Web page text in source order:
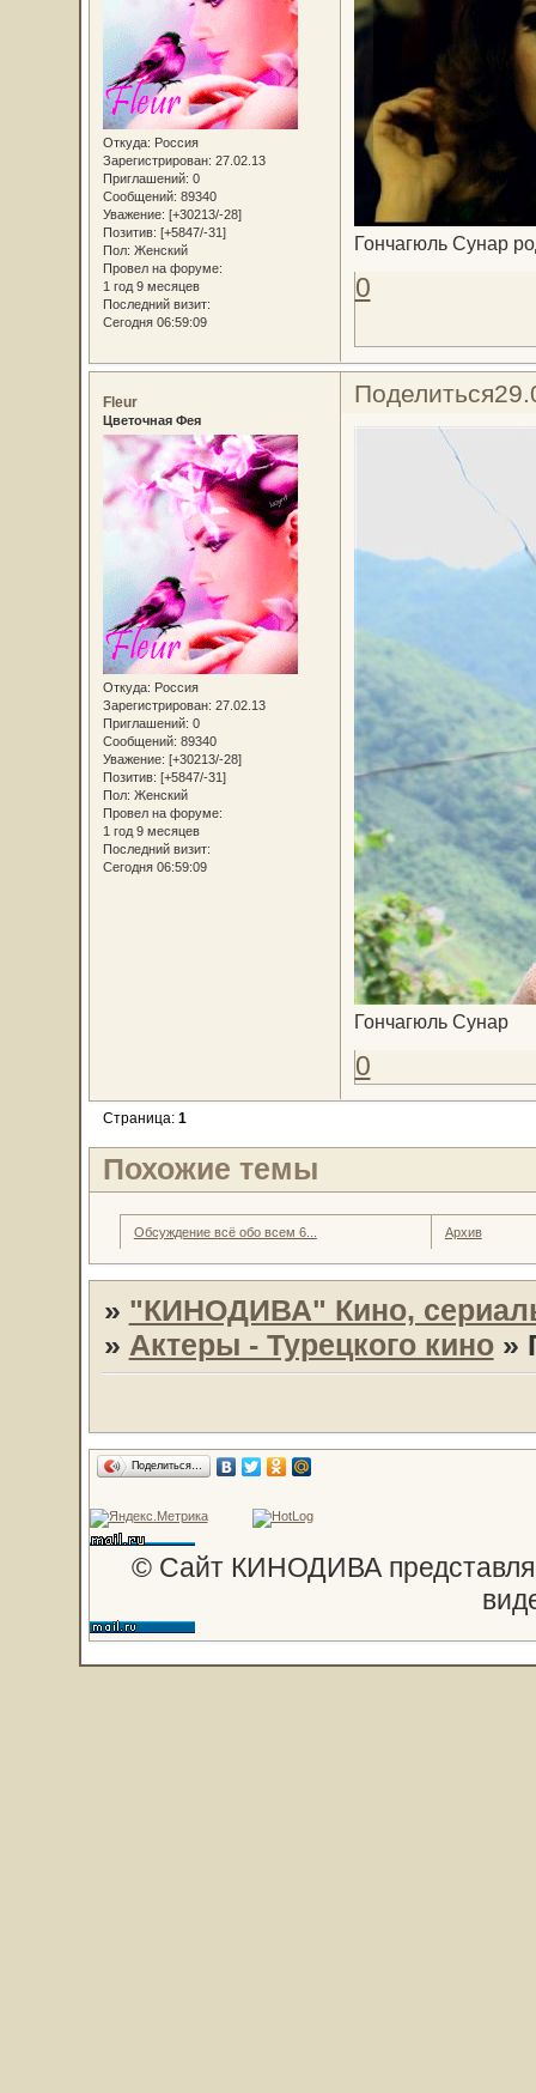
Откуда: Россия
Зарегистрирован: 27.02.13
Приглашений: 0
Сообщений: 89340
Уважение: [+30213/-28]
Позитив: [+5847/-31]
Пол: Женский
Провел на форуме:
1 год 9 месяцев
Последний визит:
Сегодня 06:59:09
Гончагюль Сунар
0
Поделиться
Fleur
Цветочная Фея
Откуда: Россия
Зарегистрирован: 27.02.13
Приглашений: 0
Сообщений: 89340
Уважение: [+30213/-28]
Позитив: [+5847/-31]
Пол: Женский
Провел на форуме:
1 год 9 месяцев
Последний визит:
Сегодня 06:59:09
Гончагюль Сунар
0
Страница: 1
Похожие темы
Обсуждение всё обо всем 6... Архив
» "КИНОДИВА" Кино,
» Актеры - Турецкого кино »
Поделиться…
© Сайт КИНОДИВА